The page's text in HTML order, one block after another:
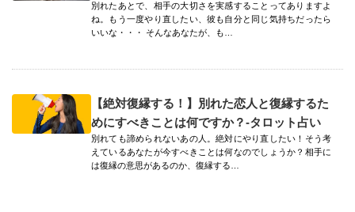
別れたあとで、相手の大切さを実感することってありますよ
ね。もう一度やり直したい、彼も自分と同じ気持ちだったら
いいな・・・ そんなあなたが、も…
【絶対復縁する！】別れた恋人と復縁するた
めにすべきことは何ですか？-タロット占い
別れても諦められないあの人。絶対にやり直したい！そう考
えているあなたが今すべきことは何なのでしょうか？相手に
は復縁の意思があるのか、復縁する…